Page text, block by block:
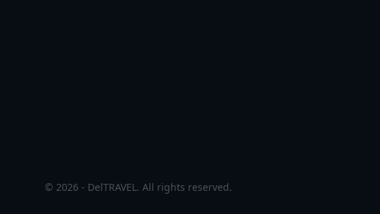
© 2026 - DelTRAVEL. All rights reserved.